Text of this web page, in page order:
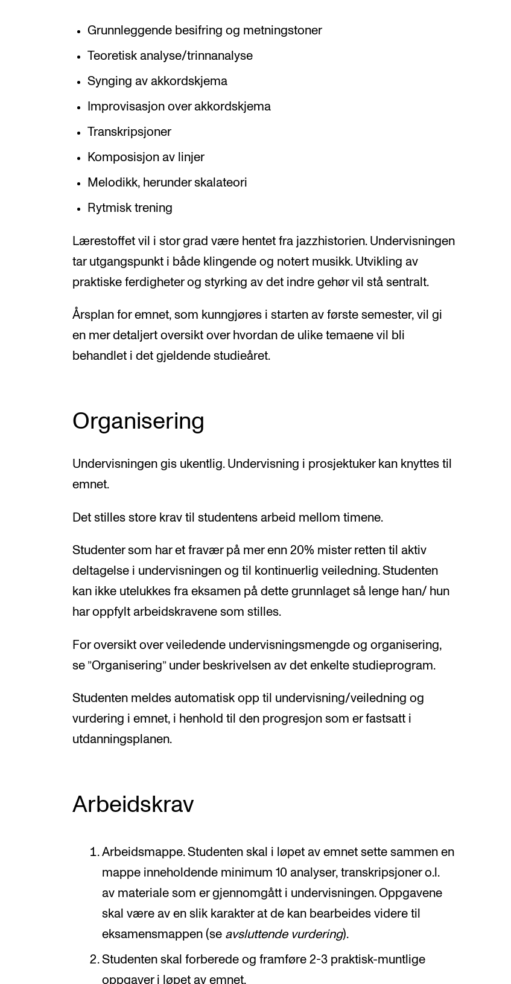
Grunnleggende besifring og metningstoner
Teoretisk analyse/trinnanalyse
Synging av akkordskjema
Improvisasjon over akkordskjema
Transkripsjoner
Komposisjon av linjer
Melodikk, herunder skalateori
Rytmisk trening
Lærestoffet vil i stor grad være hentet fra jazzhistorien. Undervisningen
tar utgangspunkt i både klingende og notert musikk. Utvikling av
praktiske ferdigheter og styrking av det indre gehør vil stå sentralt.
Årsplan for emnet, som kunngjøres i starten av første semester, vil gi
en mer detaljert oversikt over hvordan de ulike temaene vil bli
behandlet i det gjeldende studieåret.
Organisering
Undervisningen gis ukentlig. Undervisning i prosjektuker kan knyttes til
emnet.
Det stilles store krav til studentens arbeid mellom timene.
Studenter som har et fravær på mer enn 20% mister retten til aktiv
deltagelse i undervisningen og til kontinuerlig veiledning. Studenten
kan ikke utelukkes fra eksamen på dette grunnlaget så lenge han/ hun
har oppfylt arbeidskravene som stilles.
For oversikt over veiledende undervisningsmengde og organisering,
se ”Organisering” under beskrivelsen av det enkelte studieprogram.
Studenten meldes automatisk opp til undervisning/veiledning og
vurdering i emnet, i henhold til den progresjon som er fastsatt i
utdanningsplanen.
Arbeidskrav
Arbeidsmappe. Studenten skal i løpet av emnet sette sammen en
mappe inneholdende minimum 10 analyser, transkripsjoner o.l.
av materiale som er gjennomgått i undervisningen. Oppgavene
skal være av en slik karakter at de kan bearbeides videre til
eksamensmappen (se avsluttende vurdering).
Studenten skal forberede og framføre 2-3 praktisk-muntlige
oppgaver i løpet av emnet.